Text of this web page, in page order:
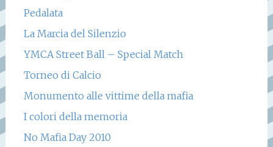
Pedalata
La Marcia del Silenzio
YMCA Street Ball – Special Match
Torneo di Calcio
Monumento alle vittime della mafia
I colori della memoria
No Mafia Day 2010